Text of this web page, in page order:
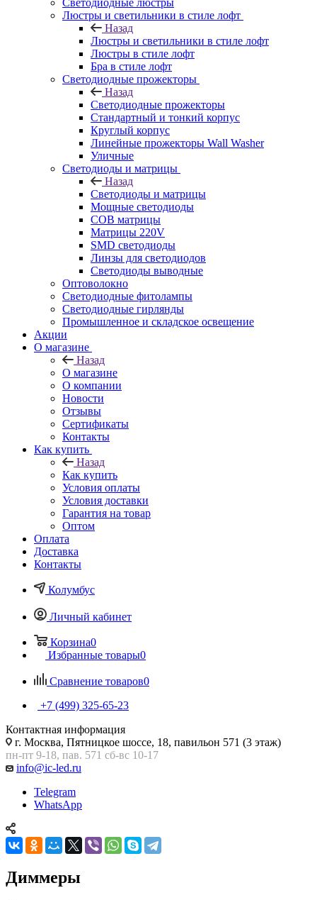
Светодиодные люстры
Люстры и светильники в стиле лофт
Назад
Люстры и светильники в стиле лофт
Люстры в стиле лофт
Бра в стиле лофт
Светодиодные прожекторы
Назад
Светодиодные прожекторы
Стандартный и тонкий корпус
Круглый корпус
Линейные прожекторы Wall Washer
Уличные
Светодиоды и матрицы
Назад
Светодиоды и матрицы
Мощные светодиоды
COB матрицы
Матрицы 220V
SMD светодиоды
Линзы для светодиодов
Светодиоды выводные
Оптоволокно
Светодиодные фитолампы
Светодиодные гирлянды
Промышленное и складское освещение
Акции
О магазине
Назад
О магазине
О компании
Новости
Отзывы
Сертификаты
Контакты
Как купить
Назад
Как купить
Условия оплаты
Условия доставки
Гарантия на товар
Оптом
Оплата
Доставка
Контакты
Колумбус
Личный кабинет
Корзина0
Избранные товары0
Сравнение товаров0
+7 (499) 325-65-23
Контактная информация
г. Москва, Пятницкое шоссе, 18, павильон 571 (3 этаж)
пн-пт 9-18, пав. 571 сб-вс 10-17
info@ic-led.ru
Telegram
WhatsApp
Диммеры